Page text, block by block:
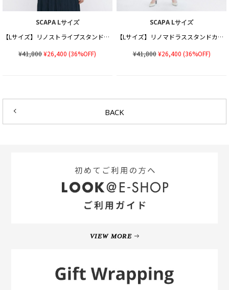
SCAPA Lサイズ
【Lサイズ】リノストライプスタンドカラーブラウス
¥41,800¥26,400 (36%OFF)
SCAPA Lサイズ
【Lサイズ】リノマドラススタンドカラーブラウス
¥41,800¥26,400 (36%OFF)
BACK
VIEW MORE